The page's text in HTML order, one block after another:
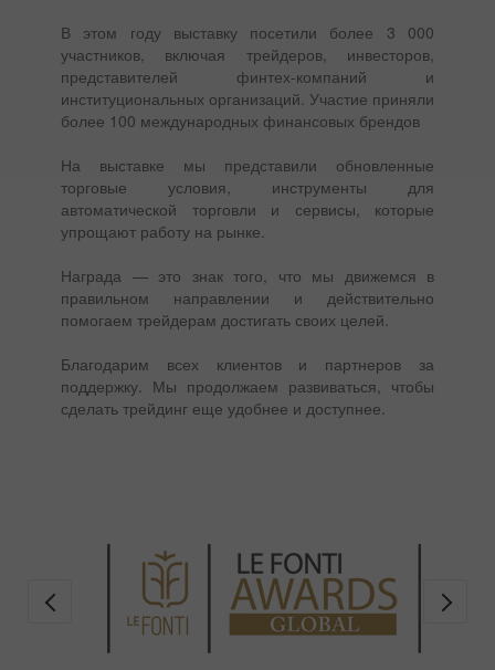
В этом году выставку посетили более 3 000
участников, включая трейдеров, инвесторов,
представителей финтех-компаний и
институциональных организаций. Участие приняли
более 100 международных финансовых брендов
На выставке мы представили обновленные
торговые условия, инструменты для
автоматической торговли и сервисы, которые
упрощают работу на рынке.
Награда — это знак того, что мы движемся в
правильном направлении и действительно
помогаем трейдерам достигать своих целей.
Благодарим всех клиентов и партнеров за
поддержку. Мы продолжаем развиваться, чтобы
сделать трейдинг еще удобнее и доступнее.